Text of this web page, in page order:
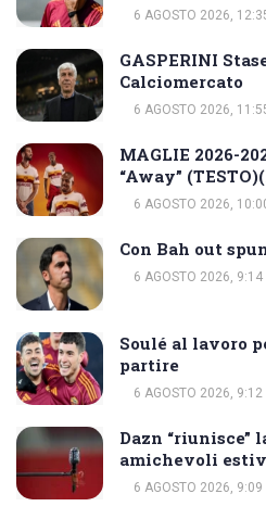
6 AGOSTO 2026,
GASPERINI
Calciomercato
6 AGOSTO 2026,
MAGLIE 2026-
“Away”
6 AGOSTO 2026,
Con Bah out
6 AGOSTO 2026, 9:14
Soulé al lavoro
partire
6 AGOSTO 2026, 9:12
Dazn “riunisce”
amichevoli
6 AGOSTO 2026, 9:09